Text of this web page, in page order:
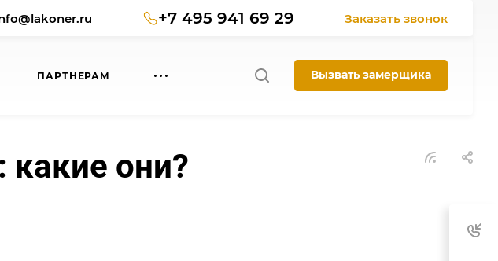
+7 495 941 69 29 Заказать звонок
ПАРТНЕРАМ Вызвать замерщика
они?